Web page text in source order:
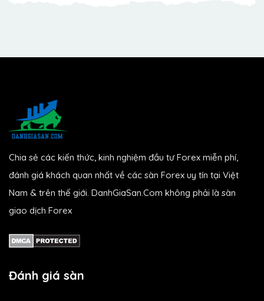
Chia sẻ các kiến thức, kinh nghiệm đầu tư Forex miễn phí,
đánh giá khách quan nhất về các sàn Forex uy tín tại Việt
Nam & trên thế giới. DanhGiaSan.Com không phải là sàn
giao dịch Forex
Đánh giá sàn